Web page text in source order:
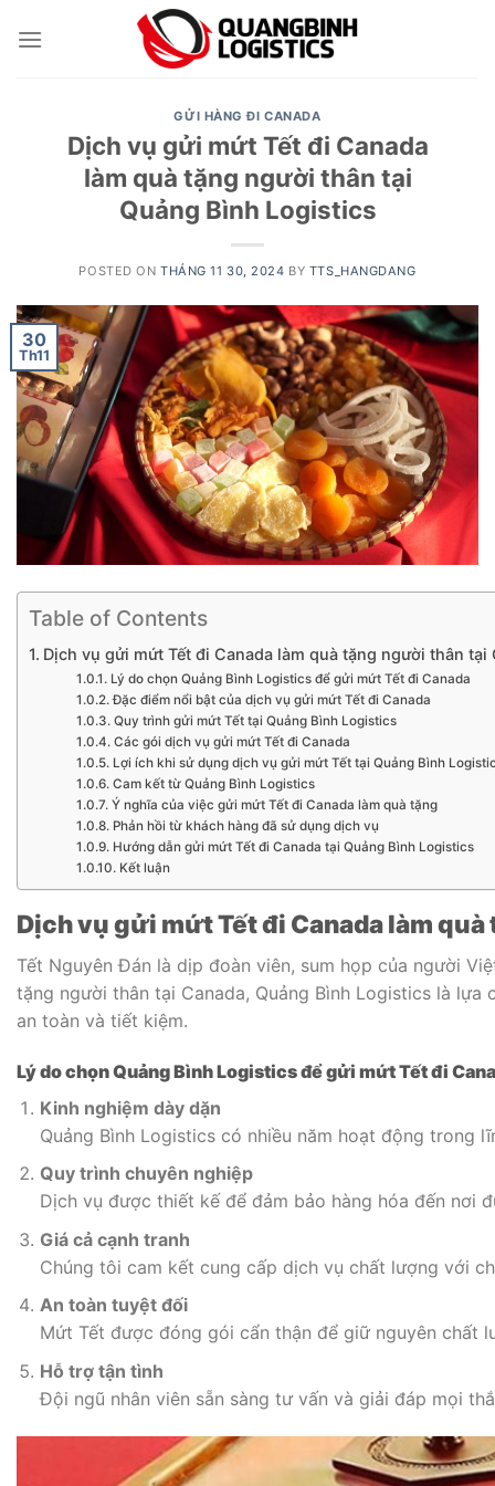
GỬI HÀNG ĐI CANADA
Dịch vụ gửi mứt Tết đi Canada
làm quà tặng người thân tại
Quảng Bình Logistics
POSTED ONTHÁNG 11 30, 2024 BY TTS_HANGDANG
30
Th11
Table of Contents
Dịch vụ gửi mứt Tết đi Canada làm quà tặng người thân tại
Lý do chọn Quảng Bình Logistics để gửi mứt Tết đi Canada
Đặc điểm nổi bật của dịch vụ gửi mứt Tết đi Canada
Quy trình gửi mứt Tết tại Quảng Bình Logistics
Các gói dịch vụ gửi mứt Tết đi Canada
Lợi ích khi sử dụng dịch vụ gửi mứt Tết tại Quảng Bình
Cam kết từ Quảng Bình Logistics
Ý nghĩa của việc gửi mứt Tết đi Canada làm quà tặng
Phản hồi từ khách hàng đã sử dụng dịch vụ
Hướng dẫn gửi mứt Tết đi Canada tại Quảng Bình Logistics
Kết luận
Dịch vụ gửi mứt Tết đi Canada làm
Tết Nguyên Đán là dịp đoàn viên, sum họp của người
tặng người thân tại Canada, Quảng Bình Logistics là
an toàn và tiết kiệm.
Lý do chọn Quảng Bình Logistics để gửi mứt Tết đi
Kinh nghiệm dày dặn
Quảng Bình Logistics có nhiều năm hoạt động trong
Quy trình chuyên nghiệp
Dịch vụ được thiết kế để đảm bảo hàng hóa đến nơi
Giá cả cạnh tranh
Chúng tôi cam kết cung cấp dịch vụ chất lượng với
An toàn tuyệt đối
Mứt Tết được đóng gói cẩn thận để giữ nguyên chất
Hỗ trợ tận tình
Đội ngũ nhân viên sẵn sàng tư vấn và giải đáp mọi